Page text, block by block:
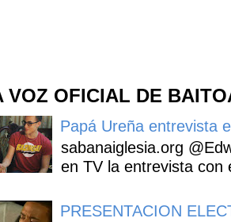
VOZ OFICIAL DE
Papá Ureña entrevista
sabanaiglesia.org
en TV la entrevista con
PRESENTACION